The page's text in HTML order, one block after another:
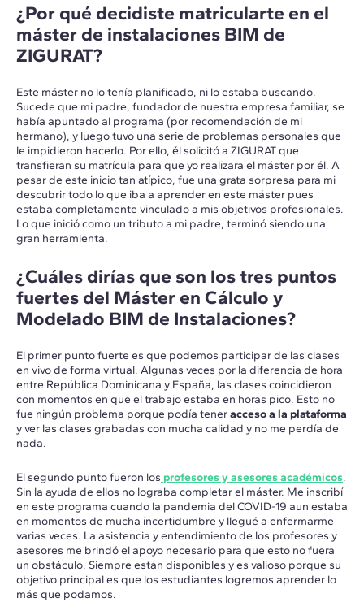
¿Por qué decidiste matricularte en el
máster de instalaciones BIM de
ZIGURAT?
Este máster no lo tenía planificado, ni lo estaba buscando.
Sucede que mi padre, fundador de nuestra empresa familiar, se
había apuntado al programa (por recomendación de mi
hermano), y luego tuvo una serie de problemas personales que
le impidieron hacerlo. Por ello, él solicitó a ZIGURAT que
transfieran su matrícula para que yo realizara el máster por él. A
pesar de este inicio tan atípico, fue una grata sorpresa para mi
descubrir todo lo que iba a aprender en este máster pues
estaba completamente vinculado a mis objetivos profesionales.
Lo que inició como un tributo a mi padre, terminó siendo una
gran herramienta.
¿Cuáles dirías que son los tres puntos
fuertes del Máster en Cálculo y
Modelado BIM de Instalaciones?
El primer punto fuerte es que podemos participar de las clases
en vivo de forma virtual. Algunas veces por la diferencia de hora
entre República Dominicana y España, las clases coincidieron
con momentos en que el trabajo estaba en horas pico. Esto no
fue ningún problema porque podía teneracceso a la plataforma
y ver las clases grabadas con mucha calidad y no me perdía de
nada.
El segundo punto fueron los profesores y asesores académicos.
Sin la ayuda de ellos no lograba completar el máster. Me inscribí
en este programa cuando la pandemia del COVID-19 aun estaba
en momentos de mucha incertidumbre y llegué a enfermarme
varias veces. La asistencia y entendimiento de los profesores y
asesores me brindó el apoyo necesario para que esto no fuera
un obstáculo. Siempre están disponibles y es valioso porque su
objetivo principal es que los estudiantes logremos aprender lo
más que podamos.